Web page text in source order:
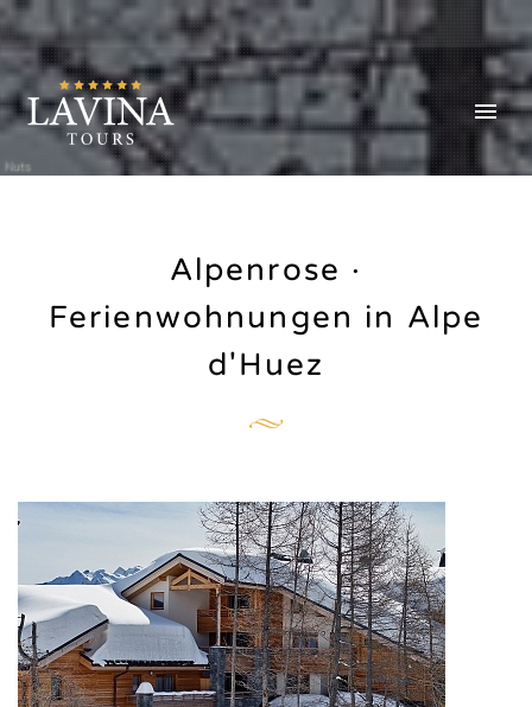
Nuts
Alpenrose ·
Ferienwohnungen in Alpe
d'Huez